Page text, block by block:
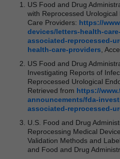
US Food and Drug
with Reprocessed
Care Providers: https://
devices/letters-health-
associated-reprocessed-
health-care-providers,
US Food and Drug
Investigating Reports of
Reprocessed Urological
Retrieved from https://
announcements/fda-
associated-reprocessed-
U.S. Food and Drug
Reprocessing Medical
Validation Methods and
and Food and Drug